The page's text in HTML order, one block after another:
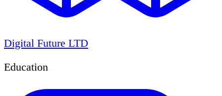
Digital Future LTD
Education